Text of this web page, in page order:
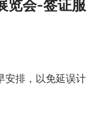
览会-签证服
安排，以免延误计